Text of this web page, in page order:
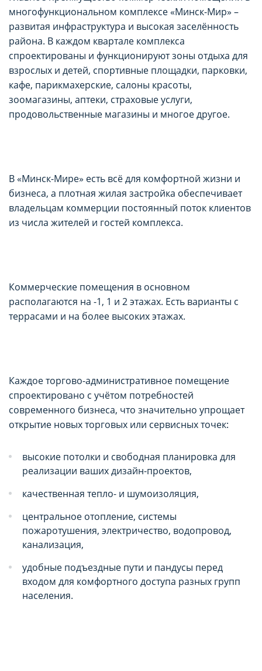
многофункциональном комплексе «Минск-Мир» –
развитая инфраструктура и высокая заселённость
района. В каждом квартале комплекса
спроектированы и функционируют зоны отдыха для
взрослых и детей, спортивные площадки, парковки,
кафе, парикмахерские, салоны красоты,
зоомагазины, аптеки, страховые услуги,
продовольственные магазины и многое другое.
В «Минск-Мире» есть всё для комфортной жизни и
бизнеса, а плотная жилая застройка обеспечивает
владельцам коммерции постоянный поток клиентов
из числа жителей и гостей комплекса.
Коммерческие помещения в основном
располагаются на -1, 1 и 2 этажах. Есть варианты с
террасами и на более высоких этажах.
Каждое торгово-административное помещение
спроектировано с учётом потребностей
современного бизнеса, что значительно упрощает
открытие новых торговых или сервисных точек:
высокие потолки и свободная планировка для
реализации ваших дизайн-проектов,
качественная тепло- и шумоизоляция,
центральное отопление, системы
пожаротушения, электричество, водопровод,
канализация,
удобные подъездные пути и пандусы перед
входом для комфортного доступа разных групп
населения.